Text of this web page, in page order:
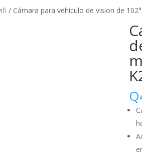
/ Cámara para vehículo de vision de
Q